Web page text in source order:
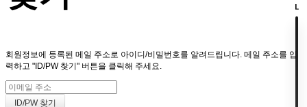
회원정보에 등록된 메일 주소로 아이디/비밀번호를 알려드립니다. 메일 주소를 입
력하고 "ID/PW 찾기" 버튼을 클릭해 주세요.